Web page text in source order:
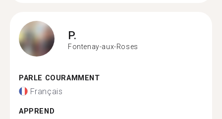
P.
Fontenay-aux-Roses
PARLE COURAMMENT
Français
APPREND